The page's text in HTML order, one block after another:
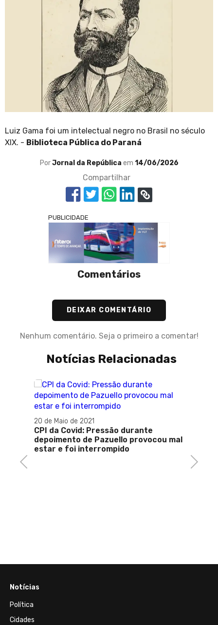
Luiz Gama foi um intelectual negro no Brasil no século
XIX. - Biblioteca Pública do Paraná
PorJornal da República em 14/06/2026
Compartilhar
PUBLICIDADE
Comentários
DEIXAR COMENTÁRIO
Nenhum comentário. Seja o primeiro a comentar!
Notícias Relacionadas
Previous
20 de Maio de 2021
CPI da Covid: Pressão durante
depoimento de Pazuello provocou mal
estar e foi interrompido
Next
Notícias
Política
Cidades